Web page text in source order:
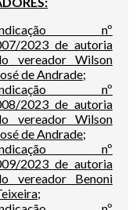
nº
2023 de autoria
vereador Wilson
de Andrade;
nº
2023 de autoria
vereador Wilson
de Andrade;
nº
2023 de autoria
vereador Benoni